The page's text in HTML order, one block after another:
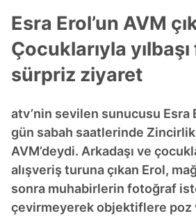
Esra Erol’un AVM
Çocuklarıyla
sürpriz ziyaret
atv’nin sevilen sunucusu Esra
gün sabah saatlerinde
AVM’deydi. Arkadaşı ve
alışveriş turuna çıkan Erol,
sonra muhabirlerin fotoğraf
çevirmeyerek objektiflere poz